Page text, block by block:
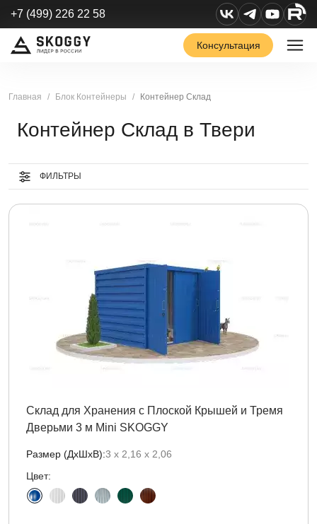
+7 (499) 226 22 58
Консультация
Главная Блок Контейнеры Контейнер Склад
Контейнер Склад в Твери
ФИЛЬТРЫ
Склад для Хранения с Плоской Крышей и Тремя
Дверьми 3 м Mini SKOGGY
Размер (ДxШxВ):3 х 2,16 х 2,06
Цвет: